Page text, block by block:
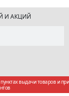
И АКЦИЙ
выдачи товаров и при